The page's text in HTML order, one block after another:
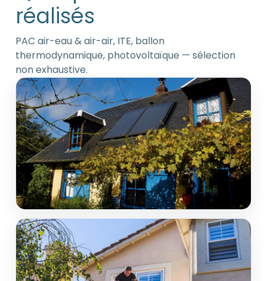
réalisés
PAC air-eau & air-air, ITE, ballon
thermodynamique, photovoltaïque — sélection
non exhaustive.